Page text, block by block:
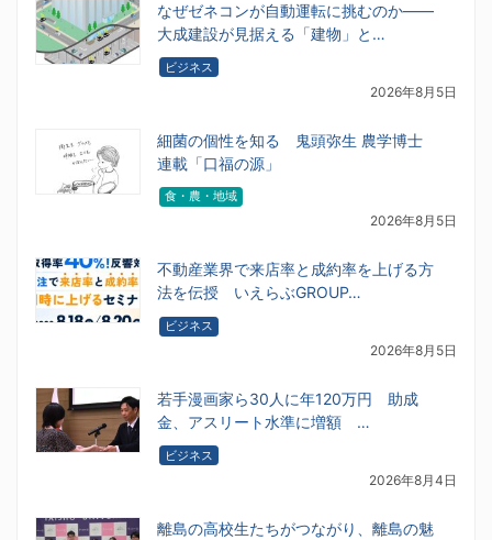
なぜゼネコンが自動運転に挑むのか――
大成建設が見据える「建物」と…
ビジネス
2026年8月5日
細菌の個性を知る 鬼頭弥生 農学博士
連載「口福の源」
食・農・地域
2026年8月5日
不動産業界で来店率と成約率を上げる方
法を伝授 いえらぶGROUP…
ビジネス
2026年8月5日
若手漫画家ら30人に年120万円 助成
金、アスリート水準に増額 …
ビジネス
2026年8月4日
離島の高校生たちがつながり、離島の魅